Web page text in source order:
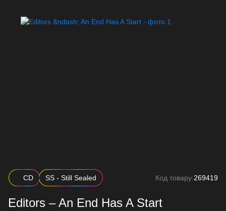
CD SS - Still Sealed Код товару:269419
Editors – An End Has A Start